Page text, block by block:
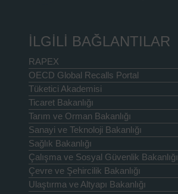
İLGİLİ BAĞLANTILAR
RAPEX
OECD Global Recalls Portal
Tüketici Akademisi
Ticaret Bakanlığı
Tarım ve Orman Bakanlığı
Sanayi ve Teknoloji Bakanlığı
Sağlık Bakanlığı
Çalışma ve Sosyal Güvenlik Bakanlığı
Çevre ve Şehircilik Bakanlığı
Ulaştırma ve Altyapı Bakanlığı